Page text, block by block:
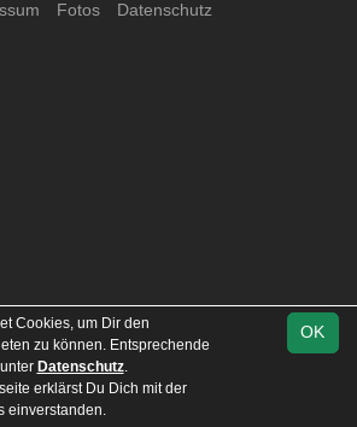
Fotos Datenschutz
OK
Cookies, um Dir den
zu können. Entsprechende
Datenschutz.
erklärst Du Dich mit der
einverstanden.